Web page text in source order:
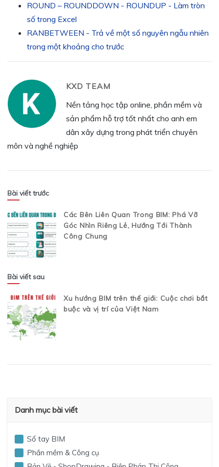
ROUND – ROUNDDOWN - ROUNDUP - Làm tròn
số trong Excel
RANBETWEEN - Trả về một số nguyên ngẫu nhiên
trong một khoảng cho trước
KXD TEAM
Nền tảng học tập online, phần mềm và
sản phẩm hỗ trợ tốt nhất cho anh em
dân xây dựng trong phát triển chuyên
môn và nghề nghiệp
Bài viết trước
Các Bên Liên Quan Trong BIM: Phá Vỡ
Góc Nhìn Riêng Lẻ, Hướng Tới Thành
Công Chung
Bài viết sau
Xu hướng BIM trên thế giới: Cuộc chơi bắt
buộc và vị trí của Việt Nam
Danh mục bài viết
Sổ tay BIM
Phần mềm & Công cụ